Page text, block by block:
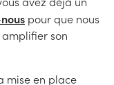
pour que nous
amplifier son
mise en place